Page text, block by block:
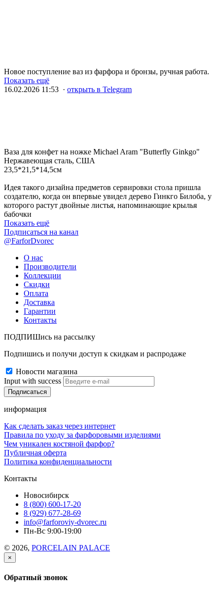
Новое поступление ваз из фарфора и бронзы, ручная работа.
Показать ещё
16.02.2026 11:53 · открыть в Telegram
Ваза для конфет на ножке Michael Aram "Butterfly Ginkgo"
Нержавеющая сталь, США
23,5*21,5*14,5см
Идея такого дизайна предметов сервировки стола пришла
создателю, когда он впервые увидел дерево Гинкго Билоба, у
которого растут двойные листья, напоминающие крылья
бабочки
Показать ещё
Подписаться на канал
@FarforDvorec
О нас
Производители
Коллекции
Скидки
Оплата
Доставка
Гарантии
Контакты
ПОДПИШись на рассылку
Подпишись и получи доступ к скидкам и распродаже
Новости магазина
Input with success
информация
Как сделать заказ через интернет
Правила по уходу за фарфоровыми изделиями
Чем уникален костяной фарфор?
Публичная оферта
Политика конфиденциальности
Контакты
Новосибирск
8 (800) 600-17-20
8 (929) 677-28-69
info@farforoviy-dvorec.ru
Пн-Вс 9:00-19:00
© 2026, PORCELAIN PALACE
×
Обратный звонок